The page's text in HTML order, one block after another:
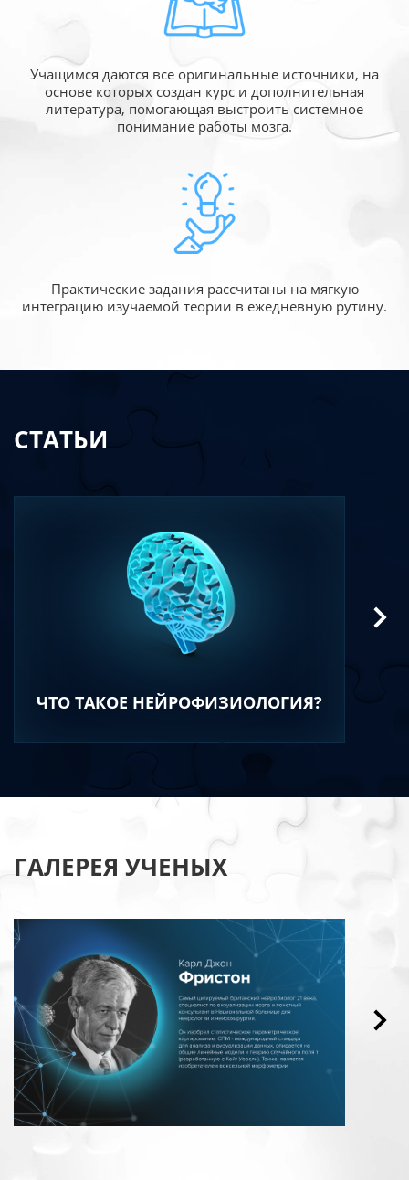
Учащимся даются все оригинальные источники, на
основе которых создан курс и дополнительная
литература, помогающая выстроить системное
понимание работы мозга.
Практические задания рассчитаны на мягкую
интеграцию изучаемой теории в ежедневную рутину.
СТАТЬИ
ЧТО ТАКОЕ НЕЙРОФИЗИОЛОГИЯ?
ГАЛЕРЕЯ УЧЕНЫХ